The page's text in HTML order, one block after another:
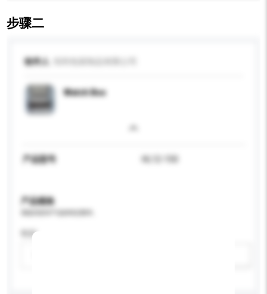
步骤二
收件人
Watch Box
产品型号 HL12-150
产品规格
性别